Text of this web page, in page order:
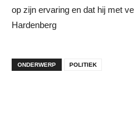
op zijn ervaring en dat hij met
Hardenberg
ONDERWERP POLITIEK